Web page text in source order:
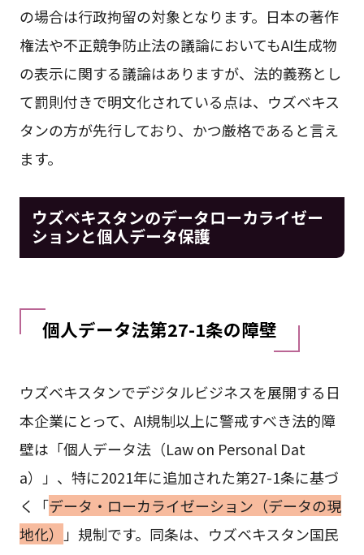
の場合は行政拘留の対象となります。日本の著作
権法や不正競争防止法の議論においてもAI生成物
の表示に関する議論はありますが、法的義務とし
て罰則付きで明文化されている点は、ウズベキス
タンの方が先行しており、かつ厳格であると言え
ます。
ウズベキスタンのデータローカライゼー
ションと個人データ保護
個人データ法第27-1条の障壁
ウズベキスタンでデジタルビジネスを展開する日
本企業にとって、AI規制以上に警戒すべき法的障
壁は「個人データ法（Law on Personal Dat
a）」、特に2021年に追加された第27-1条に基づ
く「データ・ローカライゼーション（データの現
地化）
」規制です。同条は、ウズベキスタン国民